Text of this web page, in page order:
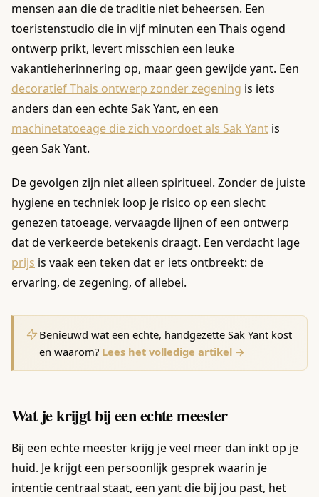
mensen aan die de traditie niet beheersen. Een
toeristenstudio die in vijf minuten een Thais ogend
ontwerp prikt, levert misschien een leuke
vakantieherinnering op, maar geen gewijde yant. Een
decoratief Thais ontwerp zonder zegening is iets
anders dan een echte Sak Yant, en een
machinetatoeage die zich voordoet als Sak Yant is
geen Sak Yant.
De gevolgen zijn niet alleen spiritueel. Zonder de juiste
hygiene en techniek loop je risico op een slecht
genezen tatoeage, vervaagde lijnen of een ontwerp
dat de verkeerde betekenis draagt. Een verdacht lage
prijs is vaak een teken dat er iets ontbreekt: de
ervaring, de zegening, of allebei.
Benieuwd wat een echte, handgezette Sak Yant kost
en waarom? Lees het volledige artikel →
Wat je krijgt bij een echte meester
Bij een echte meester krijg je veel meer dan inkt op je
huid. Je krijgt een persoonlijk gesprek waarin je
intentie centraal staat, een yant die bij jou past, het